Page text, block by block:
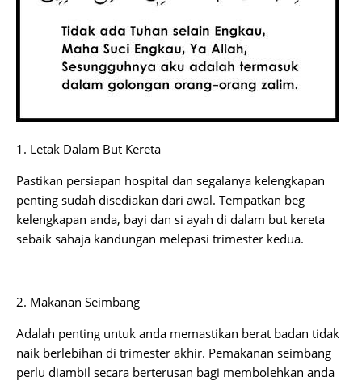
1. Letak Dalam But Kereta
Pastikan persiapan hospital dan segalanya kelengkapan
penting sudah disediakan dari awal. Tempatkan beg
kelengkapan anda, bayi dan si ayah di dalam but kereta
sebaik sahaja kandungan melepasi trimester kedua.
2. Makanan Seimbang
Adalah penting untuk anda memastikan berat badan tidak
naik berlebihan di trimester akhir. Pemakanan seimbang
perlu diambil secara berterusan bagi membolehkan anda